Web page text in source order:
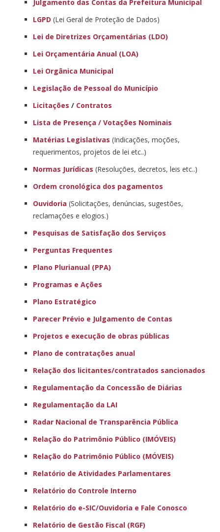
Julgamento das Contas da Prefeitura Municipal
LGPD (Lei Geral de Proteção de Dados)
Lei de Diretrizes Orçamentárias (LDO)
Lei Orçamentária Anual (LOA)
Lei Orgânica Municipal
Legislação de Pessoal do Município
Licitações / Contratos
Lista de Presença / Votações Nominais
Matérias Legislativas (Indicações, moções,
requerimentos, projetos de lei etc..)
Normas Jurídicas (Resoluções, decretos, leis etc..)
Ordem cronológica dos pagamentos
Ouvidoria (Solicitações, denúncias, sugestões,
reclamações e elogios.)
Pesquisas de Satisfação dos Serviços
Perguntas Frequentes
Plano Plurianual (PPA)
Programas e Ações
Plano Estratégico
Parecer Prévio e Julgamento de Contas
Projetos e execução de obras públicas
Plano de contratações anual
Relação dos licitantes/contratados sancionados
Regulamentação da Concessão de Diárias
Regulamentação da LAI
Radar Nacional de Transparência Pública
Relação do Patrimônio Público (IMÓVEIS)
Relação do Patrimônio Público (MÓVEIS)
Relatório de Atividades Parlamentares
Relatório do Controle Interno
Relatório do e-SIC/Ouvidoria e Fale Conosco
Relatório de Gestão Fiscal (RGF)